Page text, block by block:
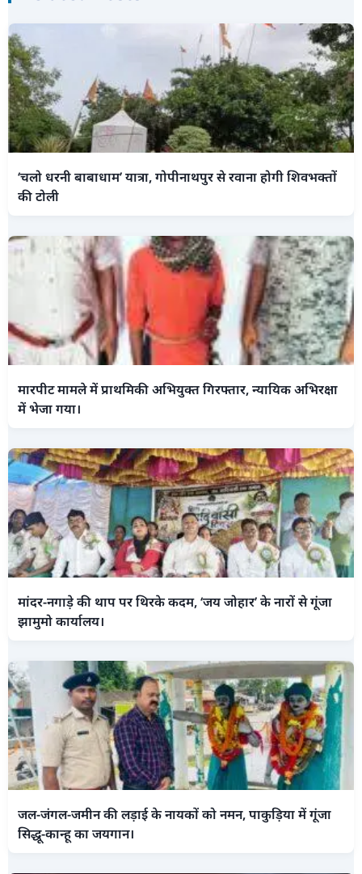
‘चलो धरनी बाबाधाम’ यात्रा, गोपीनाथपुर से रवाना होगी शिवभक्तों
की टोली
मारपीट मामले में प्राथमिकी अभियुक्त गिरफ्तार, न्यायिक अभिरक्षा
में भेजा गया।
मांदर-नगाड़े की थाप पर थिरके कदम, ‘जय जोहार’ के नारों से गूंजा
झामुमो कार्यालय।
जल-जंगल-जमीन की लड़ाई के नायकों को नमन, पाकुड़िया में गूंजा
सिद्धू-कान्हू का जयगान।